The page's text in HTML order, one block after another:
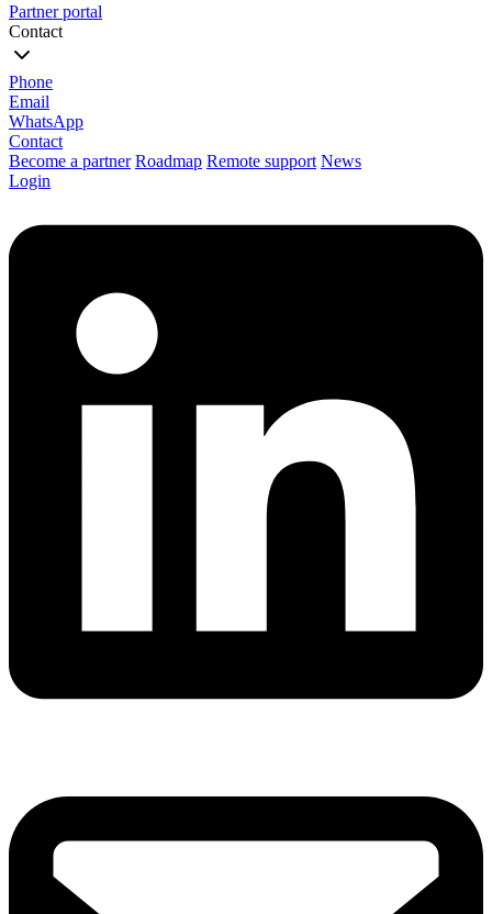
Partner portal
Contact
Phone
Email
WhatsApp
Contact
Become a partner Roadmap Remote support News
Login